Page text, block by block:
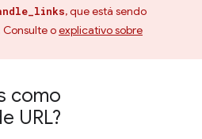
, que está sendo
oexplicativo sobre
como
URL?